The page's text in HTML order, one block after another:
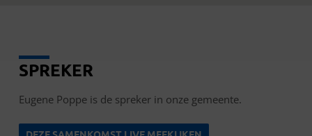
EUGENE
POPPE
SPREKER
Eugene Poppe is de spreker in onze gemeente.